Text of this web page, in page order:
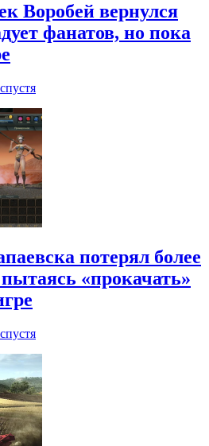
Воробей вернулся
фанатов, но пока
потерял более
«прокачать»